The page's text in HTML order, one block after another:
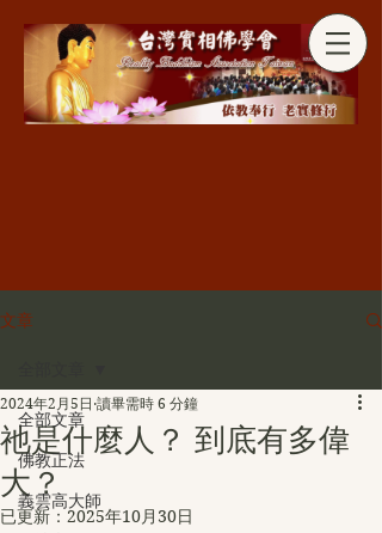
分享
文章
全部文章
佛教正法
義雲高大師
祂是什麼人？ 到底有多偉
大？
2024年2月5日 讀畢需時 6 分鐘
已更新：2025年10月30日